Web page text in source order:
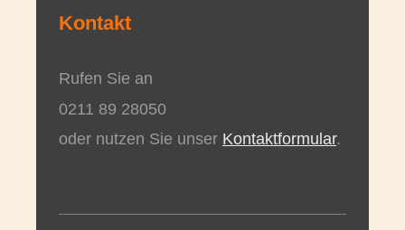
Kontakt
Rufen Sie an
0211 89 28050
oder nutzen Sie unser Kontaktformular.